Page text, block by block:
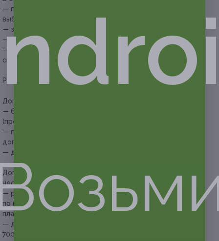
— проживание для одного или двоих человек в номере
выбранной категории;
— завтраки;
— высокоскоростной доступ в интернет;
— ранний заезд или поздний выезд (при наличии
свободных номеров).
Расчетный час: заезд — с 14:00, выезд — до 12:00.
Дополнительные преимущества:
— бесплатная частная парковка на месте
(предварительный заказ не требуется);
— проживание для детей до 7 лет без предоставления
дополнительного места — бесплатно;
— детям до 3 лет питание предоставляется бесплатно.
Дополнительные услуги, которые можно приобрести при
необходимости:
— размещение домашних животных допускается
по предварительному запросу (данная услуга может быть
платной);
— дополнительное место в номере без питания —
700 руб. на человека в сутки.